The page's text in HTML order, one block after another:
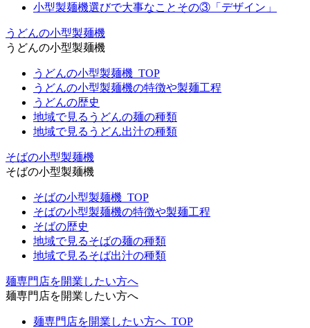
小型製麺機選びで大事なことその③「デザイン」
うどんの小型製麺機
うどんの小型製麺機
うどんの小型製麺機_TOP
うどんの小型製麺機の特徴や製麺工程
うどんの歴史
地域で見るうどんの麺の種類
地域で見るうどん出汁の種類
そばの小型製麺機
そばの小型製麺機
そばの小型製麺機_TOP
そばの小型製麺機の特徴や製麺工程
そばの歴史
地域で見るそばの麺の種類
地域で見るそば出汁の種類
麺専門店を開業したい方へ
麺専門店を開業したい方へ
麺専門店を開業したい方へ_TOP